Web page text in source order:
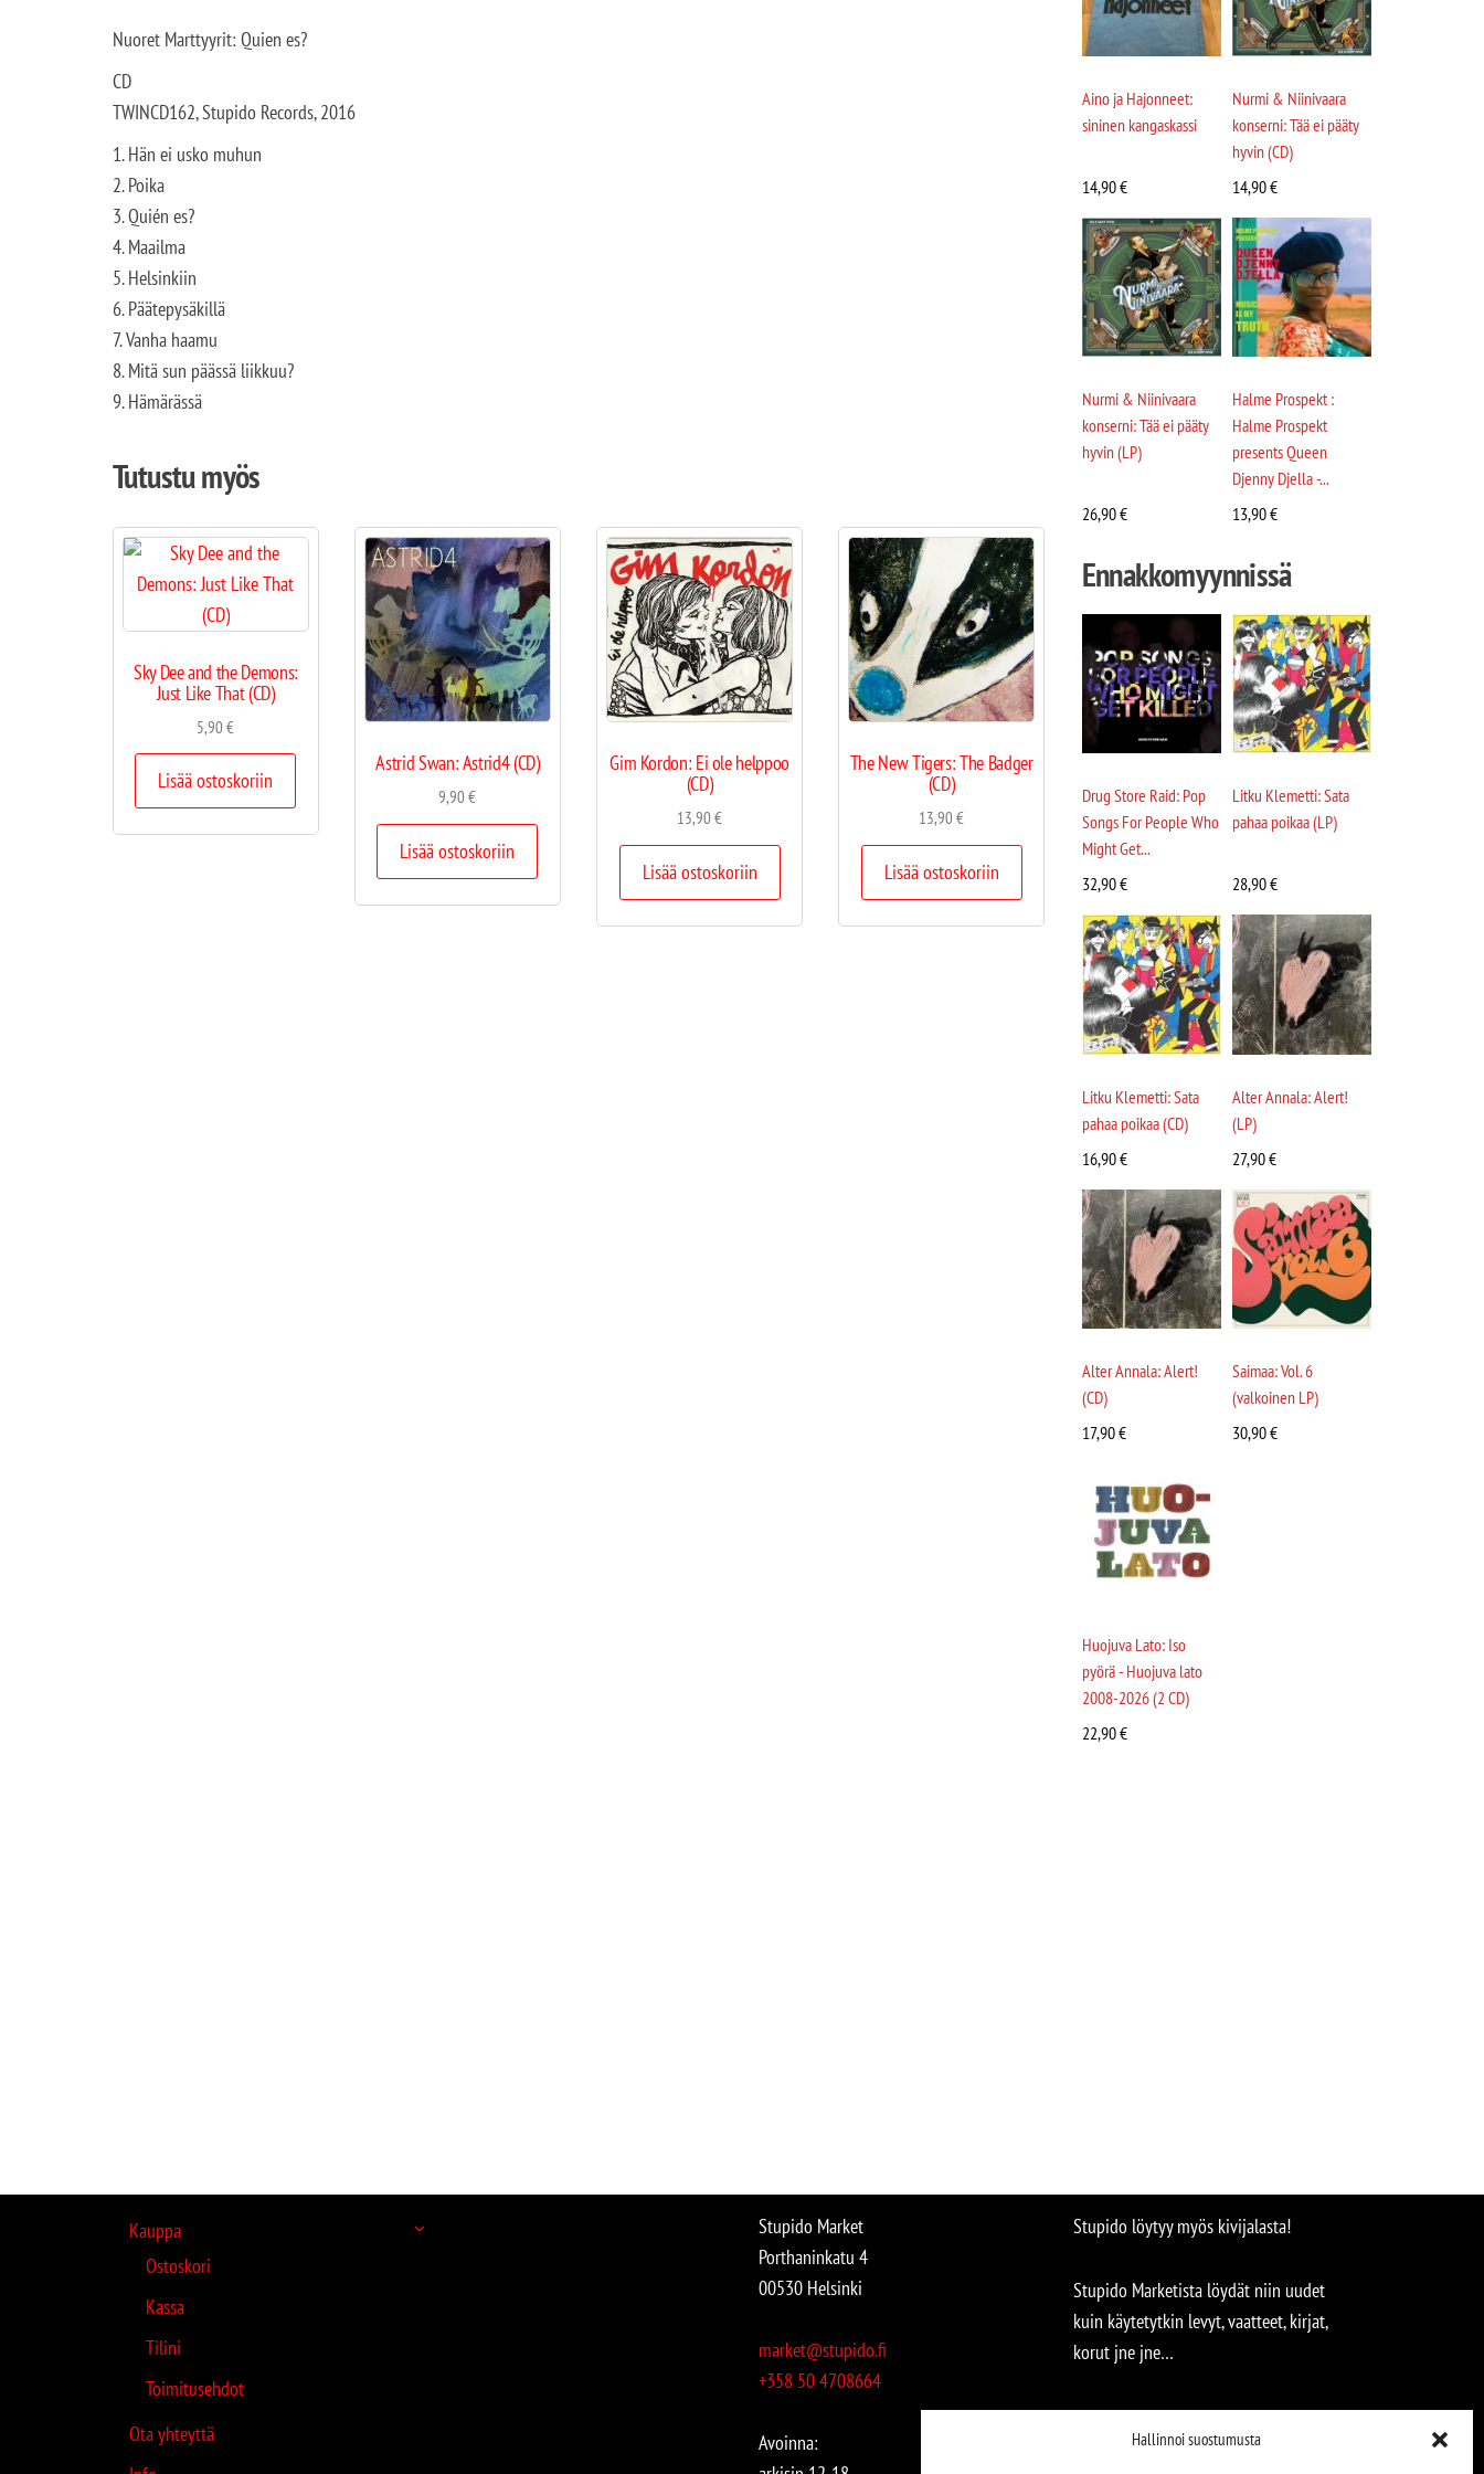
Hallinnoi suostumusta
Nuoret Marttyyrit: Quien es?
CD
TWINCD162, Stupido Records, 2016
1. Hän ei usko muhun
2. Poika
3. Quién es?
4. Maailma
5. Helsinkiin
6. Päätepysäkillä
7. Vanha haamu
8. Mitä sun päässä liikkuu?
9. Hämärässä
Tutustu myös
Sky Dee and the Demons:
Just Like That (CD)
5,90€
Lisää ostoskoriin
Astrid Swan: Astrid4 (CD)
9,90€
Lisää ostoskoriin
Gim Kordon: Ei ole helppoo
(CD)
13,90€
Lisää ostoskoriin
The New Tigers: The Badger
(CD)
13,90€
Lisää ostoskoriin
Aino ja Hajonneet:
sininen kangaskassi
14,90€
Nurmi & Niinivaara
konserni: Tää ei pääty
hyvin (CD)
14,90€
Nurmi & Niinivaara
konserni: Tää ei pääty
hyvin (LP)
26,90€
Halme Prospekt :
Halme Prospekt
presents Queen
Djenny Djella -...
13,90€
Ennakkomyynnissä
Drug Store Raid: Pop
Songs For People Who
Might Get...
32,90€
Litku Klemetti: Sata
pahaa poikaa (LP)
28,90€
Litku Klemetti: Sata
pahaa poikaa (CD)
16,90€
Alter Annala: Alert!
(LP)
27,90€
Alter Annala: Alert!
(CD)
17,90€
Saimaa: Vol. 6
(valkoinen LP)
30,90€
Huojuva Lato: Iso
pyörä - Huojuva lato
2008-2026 (2 CD)
22,90€
Kauppa
Ostoskori
Kassa
Tilini
Toimitusehdot
Ota yhteyttä
Stupido Market
Porthaninkatu 4
00530 Helsinki
market@stupido.fi
+358 50 4708664
Avoinna:
Stupido löytyy myös kivijalasta!
Stupido Marketista löydät niin uudet
kuin käytetytkin levyt, vaatteet, kirjat,
korut jne jne…